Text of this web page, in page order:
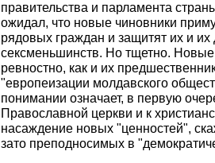
правительства и парламента
ожидал, что новые чиновники
рядовых граждан и защитят их и их
сексменьшинств. Но тщетно. Новые
ревностно, как и их
"европеизации молдавского
понимании означает, в первую
Православной церкви и к
насаждение новых "ценностей",
зато преподносимых в